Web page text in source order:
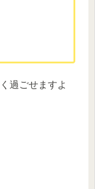
過ごせますよ